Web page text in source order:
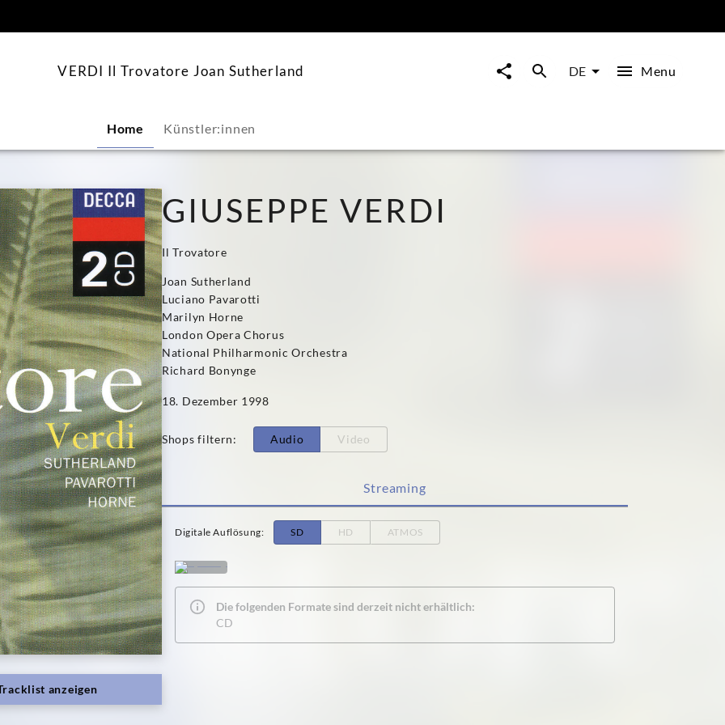
VERDI Il Trovatore Joan Sutherland DE Menu
Home Künstler:innen
anzeigen
GIUSEPPE VERDI
Il Trovatore
Joan Sutherland
Luciano Pavarotti
Marilyn Horne
London Opera Chorus
National Philharmonic Orchestra
Richard Bonynge
18. Dezember 1998
Shops filtern: Audio Video
Streaming
Digitale Auflösung: SD HD ATMOS
Die folgenden Formate sind derzeit nicht erhältlich:
CD